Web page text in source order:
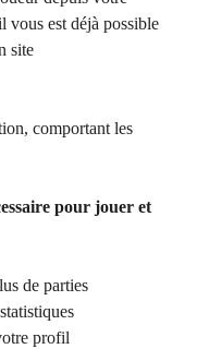
est déjà possible
site
comportant les
pour jouer et
de parties
profil